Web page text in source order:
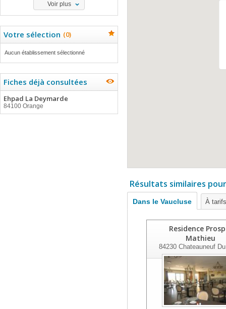
Voir plus
Votre sélection (0)
Aucun établissement sélectionné
Fiches déjà consultées
Ehpad La Deymarde
84100 Orange
Résultats similaires
Dans le Vaucluse À
Residence
Mathieu
84230Chateauneuf